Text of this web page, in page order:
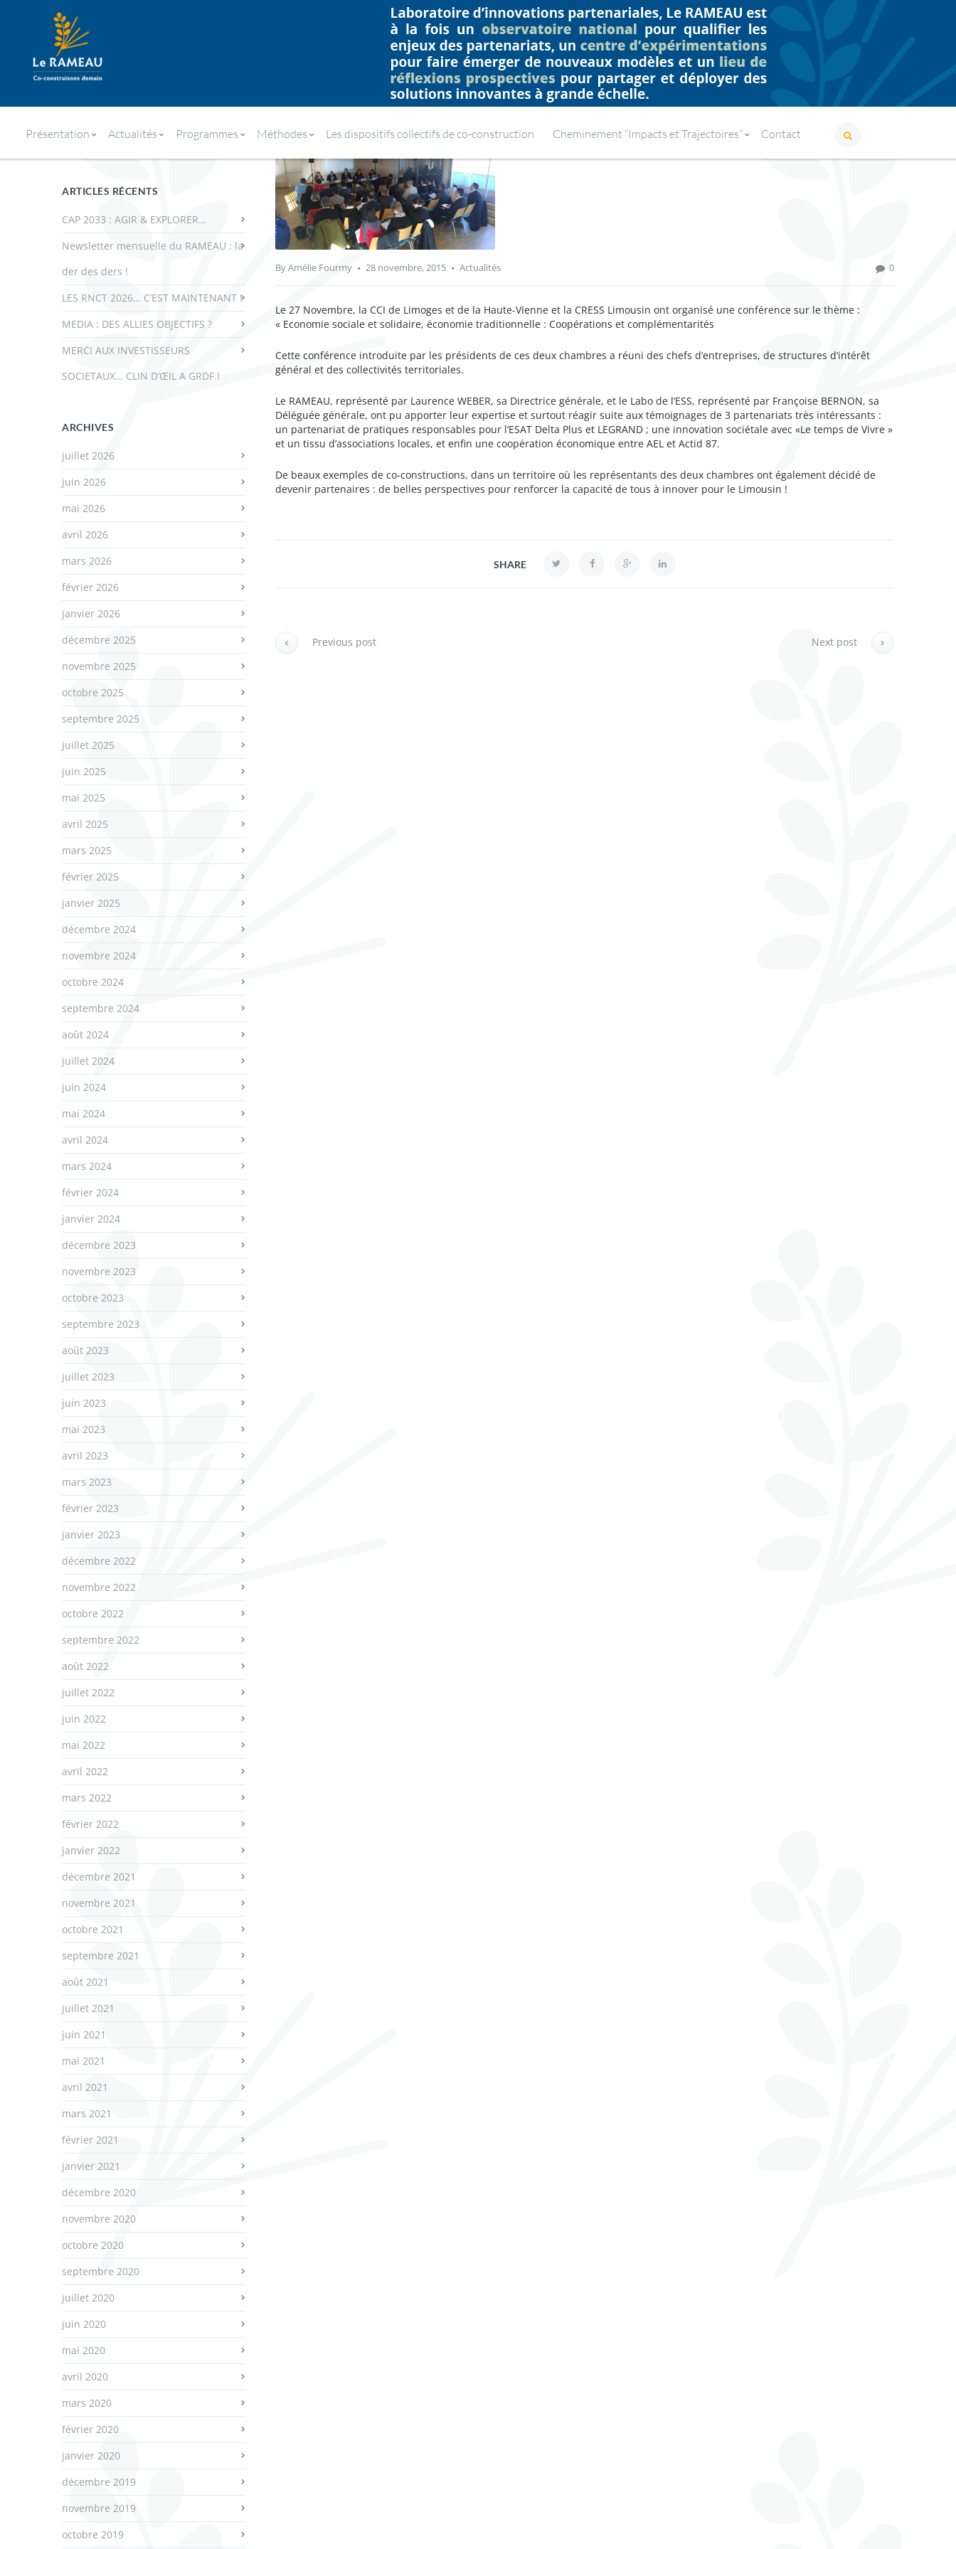
Présentation Actualités Programmes Méthodes Les dispositifs collectifs de co-construction Cheminement “Impacts et Trajectoires” Contact
LE RAMEAU INTERVIENT À LA CCI DE LIMOGES Home Actualités Le RAMEAU intervient à la CCI de Limoges
ByAmélie Fourmy 28 novembre, 2015 Actualités 0
Le 27 Novembre, la CCI de Limoges et de la Haute-Vienne et la CRESS Limousin ont organisé une conférence sur le thème :
« Economie sociale et solidaire, économie traditionnelle : Coopérations et complémentarités
Cette conférence introduite par les présidents de ces deux chambres a réuni des chefs d’entreprises, de structures d’intérêt
général et des collectivités territoriales.
Le RAMEAU, représenté par Laurence WEBER, sa Directrice générale, et le Labo de l’ESS, représenté par Françoise BERNON, sa
Déléguée générale, ont pu apporter leur expertise et surtout réagir suite aux témoignages de 3 partenariats très intéressants :
un partenariat de pratiques responsables pour l’ESAT Delta Plus et LEGRAND ; une innovation sociétale avec «Le temps de Vivre »
et un tissu d’associations locales, et enfin une coopération économique entre AEL et Actid 87.
De beaux exemples de co-constructions, dans un territoire où les représentants des deux chambres ont également décidé de
devenir partenaires : de belles perspectives pour renforcer la capacité de tous à innover pour le Limousin !
SHARE
Previous post Next post
ARTICLES RÉCENTS
CAP 2033 : AGIR & EXPLORER…
Newsletter mensuelle du RAMEAU : la
der des ders !
LES RNCT 2026… C’EST MAINTENANT !
MEDIA : DES ALLIES OBJECTIFS ?
MERCI AUX INVESTISSEURS
SOCIETAUX… CLIN D’ŒIL A GRDF !
ARCHIVES
juillet 2026
juin 2026
mai 2026
avril 2026
mars 2026
février 2026
janvier 2026
décembre 2025
novembre 2025
octobre 2025
septembre 2025
juillet 2025
juin 2025
mai 2025
avril 2025
mars 2025
février 2025
janvier 2025
décembre 2024
novembre 2024
octobre 2024
septembre 2024
août 2024
juillet 2024
juin 2024
mai 2024
avril 2024
mars 2024
février 2024
janvier 2024
décembre 2023
novembre 2023
octobre 2023
septembre 2023
août 2023
juillet 2023
juin 2023
mai 2023
avril 2023
mars 2023
février 2023
janvier 2023
décembre 2022
novembre 2022
octobre 2022
septembre 2022
août 2022
juillet 2022
juin 2022
mai 2022
avril 2022
mars 2022
février 2022
janvier 2022
décembre 2021
novembre 2021
octobre 2021
septembre 2021
août 2021
juillet 2021
juin 2021
mai 2021
avril 2021
mars 2021
février 2021
janvier 2021
décembre 2020
novembre 2020
octobre 2020
septembre 2020
juillet 2020
juin 2020
mai 2020
avril 2020
mars 2020
février 2020
janvier 2020
décembre 2019
novembre 2019
octobre 2019